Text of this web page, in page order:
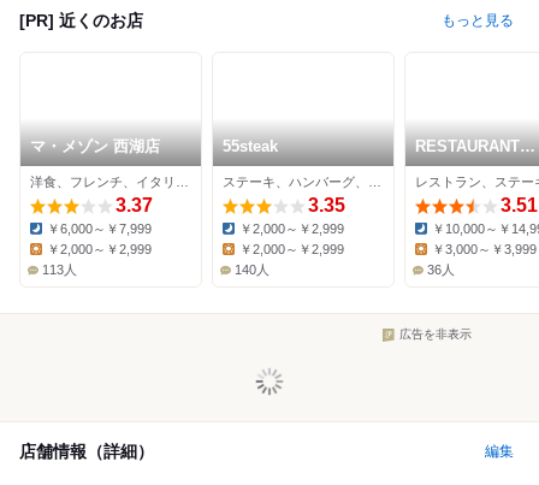
[PR] 近くのお店 もっと見る
マ・メゾン 西湖店
3.37
Dinner:
￥6,000～￥7,999
￥2,000～￥2,999
113人
55steak
3.35
Dinner:
￥2,000～￥2,999
￥2,000～￥2,999
140人
RESTAURANT
ASADOR
3.51
Dinner:
￥10,000～￥
Lunch:
￥3,000～￥3,999
36人
広告を非表示
店舗情報（詳細） 編集